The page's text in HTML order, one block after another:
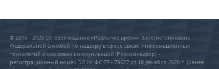
© 2015 - 2026 Сетевое издание «Реальное время» Зарегистрировано
Федеральной службой по надзору в сфере связи, информационных
технологий и массовых коммуникаций (Роскомнадзор) –
регистрационный номер ЭЛ № ФС 77 - 79627 от 18 декабря 2020 г. (ранее